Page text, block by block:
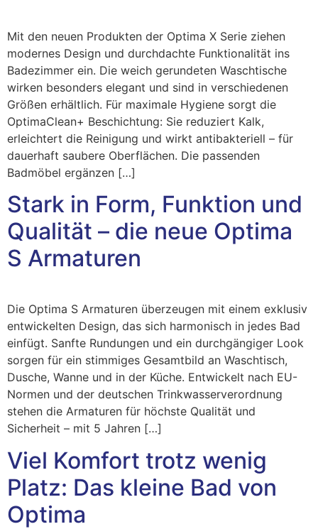
Mit den neuen Produkten der Optima X Serie ziehen
modernes Design und durchdachte Funktionalität ins
Badezimmer ein. Die weich gerundeten Waschtische
wirken besonders elegant und sind in verschiedenen
Größen erhältlich. Für maximale Hygiene sorgt die
OptimaClean+ Beschichtung: Sie reduziert Kalk,
erleichtert die Reinigung und wirkt antibakteriell – für
dauerhaft saubere Oberflächen. Die passenden
Badmöbel ergänzen […]
Stark in Form, Funktion und
Qualität – die neue Optima
S Armaturen
Die Optima S Armaturen überzeugen mit einem exklusiv
entwickelten Design, das sich harmonisch in jedes Bad
einfügt. Sanfte Rundungen und ein durchgängiger Look
sorgen für ein stimmiges Gesamtbild an Waschtisch,
Dusche, Wanne und in der Küche. Entwickelt nach EU-
Normen und der deutschen Trinkwasserverordnung
stehen die Armaturen für höchste Qualität und
Sicherheit – mit 5 Jahren […]
Viel Komfort trotz wenig
Platz: Das kleine Bad von
Optima